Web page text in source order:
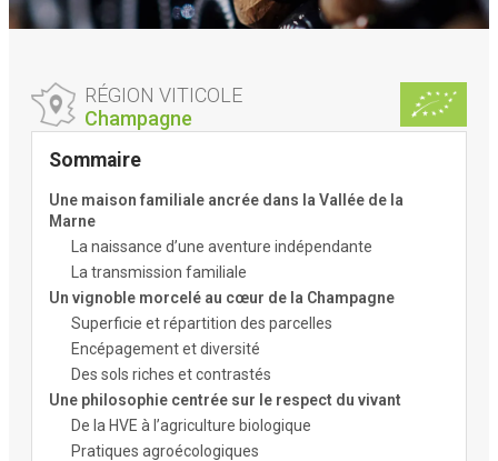
RÉGION VITICOLE
Champagne
Sommaire
Une maison familiale ancrée dans la Vallée de la
Marne
La naissance d’une aventure indépendante
La transmission familiale
Un vignoble morcelé au cœur de la Champagne
Superficie et répartition des parcelles
Encépagement et diversité
Des sols riches et contrastés
Une philosophie centrée sur le respect du vivant
De la HVE à l’agriculture biologique
Pratiques agroécologiques